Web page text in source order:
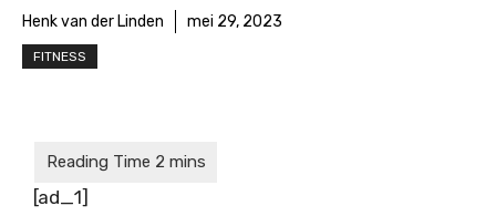
Henk van der Linden mei 29, 2023
FITNESS
[ad_1]